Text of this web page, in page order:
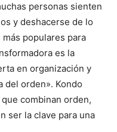
personas sienten
y deshacerse de lo
populares para
es la
en organización y
del orden». Kondo
combinan orden,
ser la clave para una